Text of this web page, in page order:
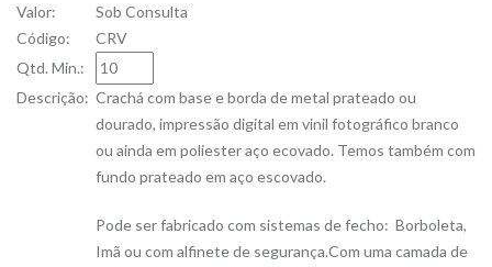
Valor:
Sob Consulta
Código:
CRV
Qtd. Min.:
Descrição: Crachá com base e borda de metal prateado ou
dourado, impressão digital em vinil fotográfico branco
ou ainda em poliester aço ecovado. Temos também com
fundo prateado em aço escovado.
Pode ser fabricado com sistemas de fecho: Borboleta,
Imã ou com alfinete de segurança.Com uma camada de